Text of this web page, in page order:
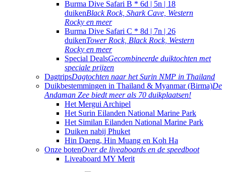
Burma Dive Safari B * 6d | 5n | 18
duikenBlack Rock, Shark Cave, Western
Rocky en meer
Burma Dive Safari C * 8d | 7n | 26
duikenTower Rock, Black Rock, Western
Rocky en meer
Special DealsGecombineerde duiktochten met
speciale prijzen
DagtripsDagtochten naar het Surin NMP in Thailand
Duikbestemmingen in Thailand & Myanmar (Birma)De
Andaman Zee biedt meer als 70 duikplaatsen!
Het Mergui Archipel
Het Surin Eilanden National Marine Park
Het Similan Eilanden National Marine Park
Duiken nabij Phuket
Hin Daeng, Hin Muang en Koh Ha
Onze botenOver de liveaboards en de speedboot
Liveaboard MY Merit